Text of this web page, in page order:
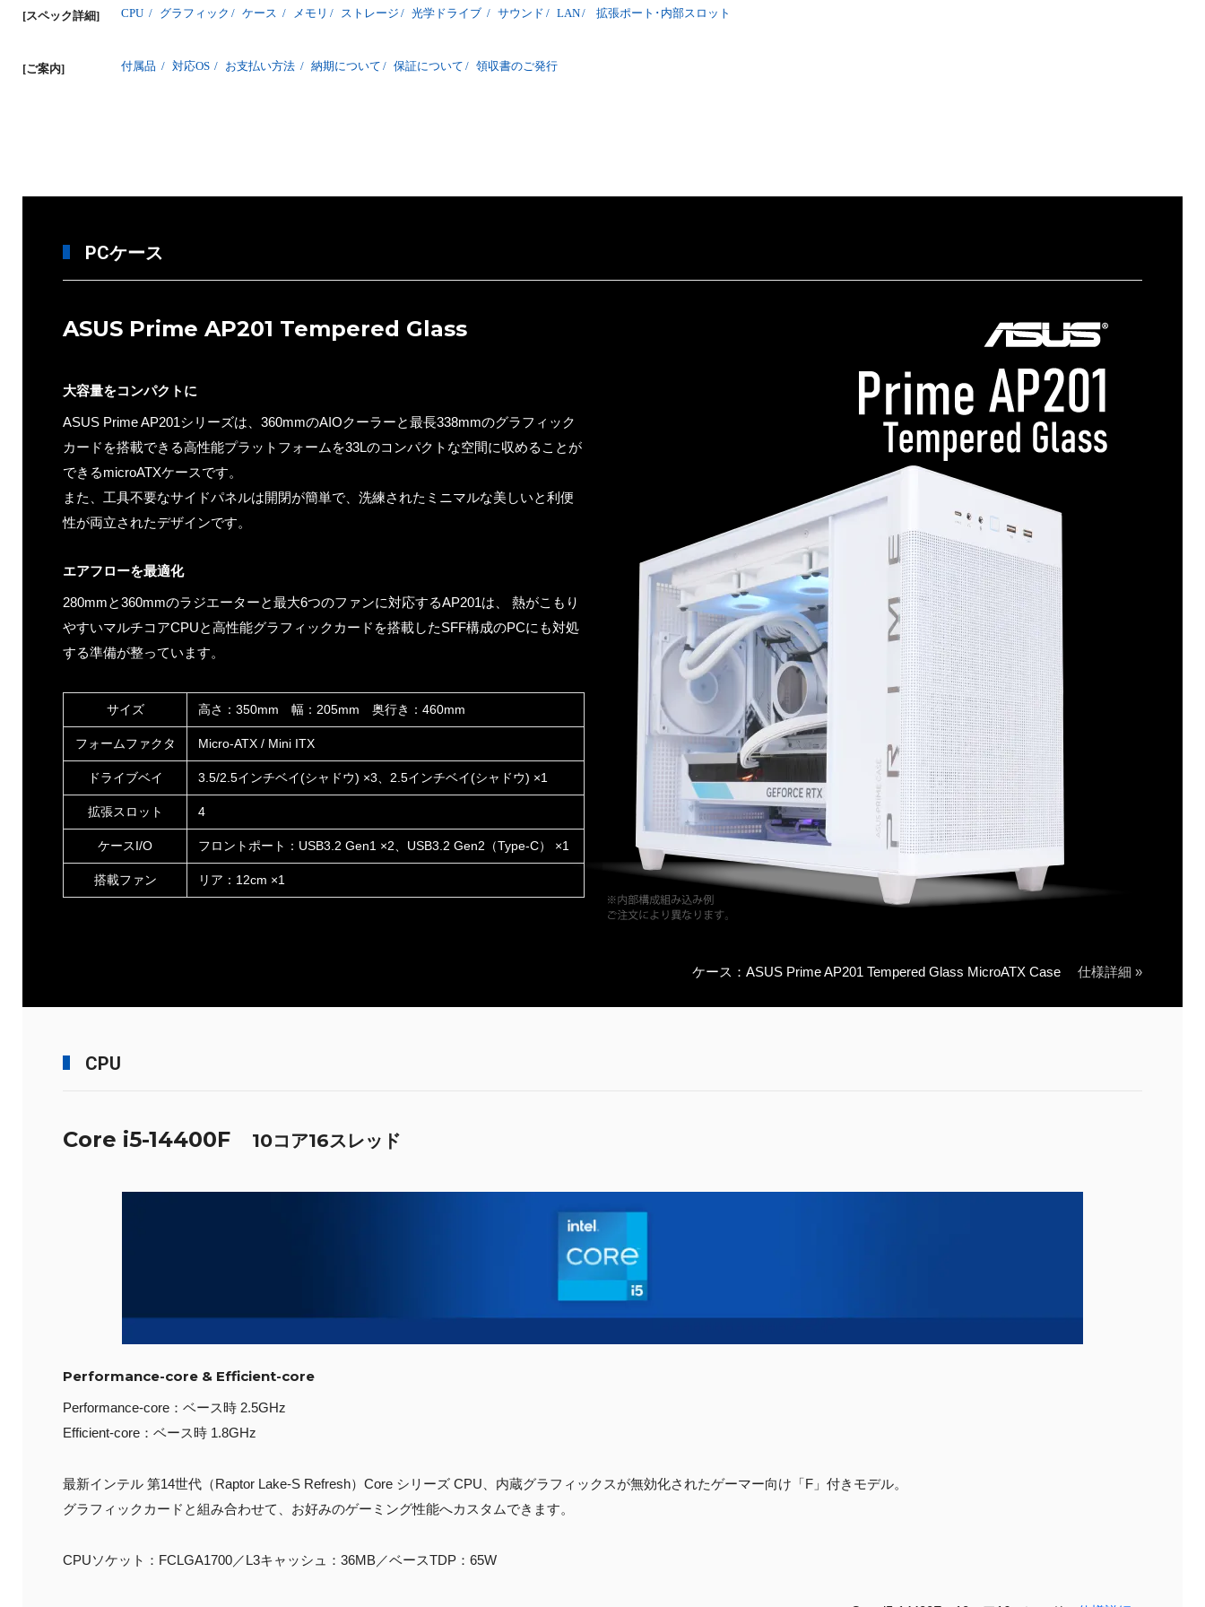
[スペック詳細] CPU / グラフィック / ケース / メモリ / ストレージ / 光学ドライブ / サウンド / LAN/ 拡張ポート･内部スロット
[ご案内] 付属品 / 対応OS / お支払い方法 / 納期について / 保証について / 領収書のご発行
PCケース
ASUS Prime AP201 Tempered Glass
大容量をコンパクトに
ASUS Prime AP201シリーズは、360mmのAIOクーラーと最長338mmのグラフィック
カードを搭載できる高性能プラットフォームを33Lのコンパクトな空間に収めることが
できるmicroATXケースです。
また、工具不要なサイドパネルは開閉が簡単で、洗練されたミニマルな美しいと利便
性が両立されたデザインです。
エアフローを最適化
280mmと360mmのラジエーターと最大6つのファンに対応するAP201は、 熱がこもり
やすいマルチコアCPUと高性能グラフィックカードを搭載したSFF構成のPCにも対処
する準備が整っています。
サイズ 高さ：350mm 幅：205mm 奥行き：460mm
フォームファクタ Micro-ATX / Mini ITX
ドライブベイ 3.5/2.5インチベイ(シャドウ) ×3、2.5インチベイ(シャドウ) ×1
拡張スロット 4
ケースI/O フロントポート：USB3.2 Gen1 ×2、USB3.2 Gen2（Type-C） ×1
搭載ファン リア：12cm ×1
ケース：ASUS Prime AP201 Tempered Glass MicroATX Case 仕様詳細 »
CPU
Core i5-14400F 10コア16スレッド
Performance-core & Efficient-core
Performance-core：ベース時 2.5GHz
Efficient-core：ベース時 1.8GHz
最新インテル 第14世代（Raptor Lake-S Refresh）Core シリーズ CPU、内蔵グラフィックスが無効化されたゲーマー向け「F」付きモデル。
グラフィックカードと組み合わせて、お好みのゲーミング性能へカスタムできます。
CPUソケット：FCLGA1700／L3キャッシュ：36MB／ベースTDP：65W